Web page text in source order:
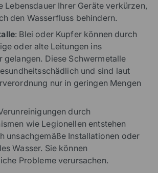
Lebensdauer Ihrer Geräte verkürzen,
den Wasserfluss behindern.
: Blei oder Kupfer können durch
oder alte Leitungen ins
gelangen. Diese Schwermetalle
und sind laut
nur in geringen Mengen
durch
wie Legionellen entstehen
unsachgemäße Installationen oder
Wasser. Sie können
Probleme verursachen.